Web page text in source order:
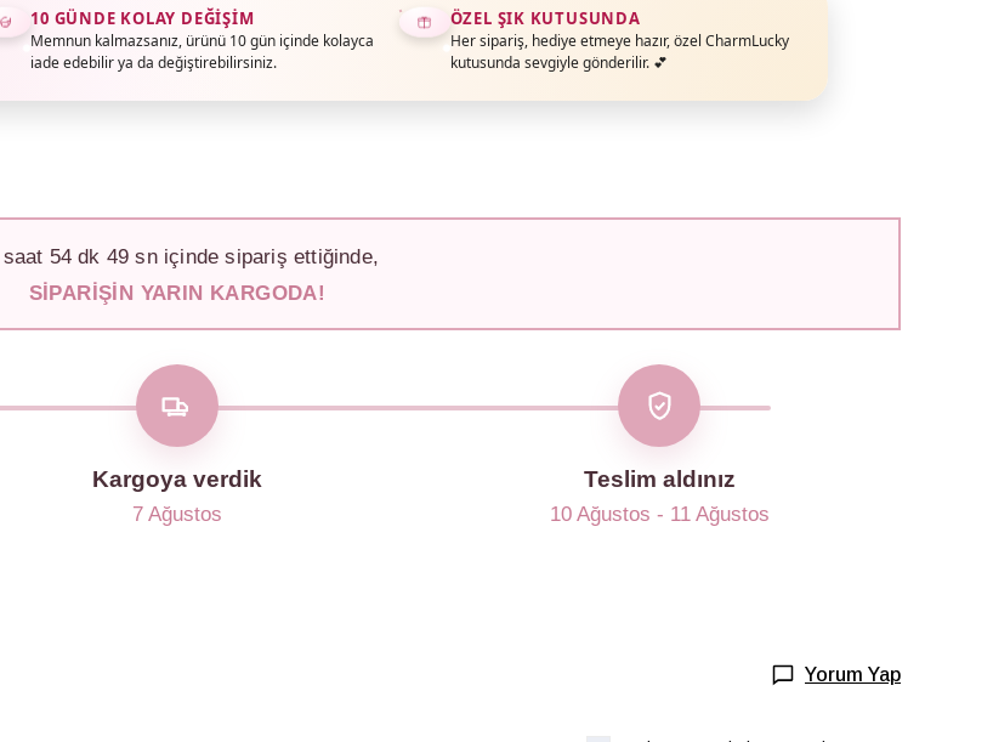
10 GÜNDE KOLAY DEĞIŞIM
Memnun kalmazsanız, ürünü 10 gün içinde kolayca
iade edebilir ya da değiştirebilirsiniz.
ÖZEL ŞIK KUTUSUNDA
Her sipariş, hediye etmeye hazır, özel CharmLucky
kutusunda sevgiyle gönderilir. 💕
saat 54dk 46 sn içinde sipariş ettiğinde,
SIPARIŞIN YARIN KARGODA!
Kargoya verdik
7 Ağustos
Teslim aldınız
10 Ağustos - 11 Ağustos
Yorum Yap